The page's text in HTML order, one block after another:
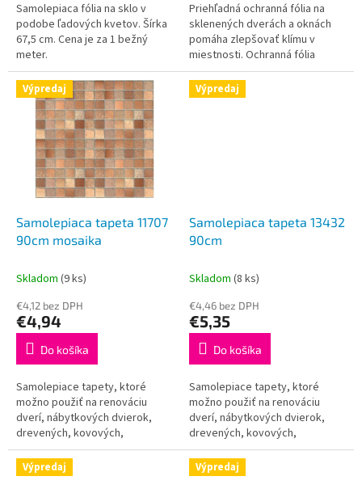
Samolepiaca fólia na sklo v
podobe ľadových kvetov. Šírka
67,5 cm. Cena je za 1 bežný
meter.
Priehľadná ochranná fólia na
sklenených dverách a oknách
pomáha zlepšovať klímu v
miestnosti. Ochranná fólia
poskytuje vizuálnu ochranu
vďaka svojmu modernému a
kvalitnému...
Výpredaj
Samolepiaca tapeta 11707
90cm mosaika
Skladom (9 ks)
€4,12 bez DPH
€4,94
Do košíka
Samolepiace tapety, ktoré
možno použiť na renováciu
dverí, nábytkových dvierok,
drevených, kovových,
plastových a iných povrchov.
Táto tapeta je určená do
interiéru a je plne...
Výpredaj
Samolepiaca tapeta 13432
90cm
Skladom (8 ks)
€4,46 bez DPH
€5,35
Do košíka
Samolepiace tapety, ktoré
možno použiť na renováciu
dverí, nábytkových dvierok,
drevených, kovových,
plastových a iných povrchov.
Táto tapeta je určená do
interiéru a je plne...
Výpredaj Výpredaj